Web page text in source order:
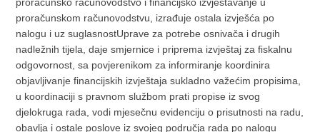
proračunskom računovodstvu, izrađuje ostala izvješća po
nalogu i uz suglasnostUprave za potrebe osnivača i drugih
nadležnih tijela, daje smjernice i priprema izvještaj za fiskalnu
odgovornost, sa povjerenikom za informiranje koordinira
objavljivanje financijskih izvještaja sukladno važećim propisima,
u koordinaciji s pravnom službom prati propise iz svog
djelokruga rada, vodi mjesečnu evidenciju o prisutnosti na radu,
obavlja i ostale poslove iz svojeg područja rada po nalogu